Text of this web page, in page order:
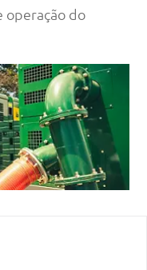
operação do